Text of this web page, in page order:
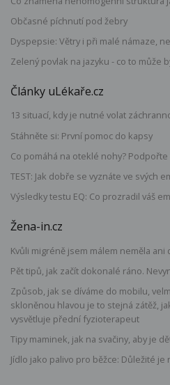
Občasné píchnutí pod žebry
Dyspepsie: Větry i při malé námaze,
Zelený povlak na jazyku - co to může
Články uLékaře.cz
13 situací, kdy je nutné volat
Stáhněte si: První pomoc do kapsy
Co pomáhá na oteklé nohy?
TEST: Jak dobře se vyznáte ve svých
Výsledky testu EQ: Co prozradil váš
Žena-in.cz
Kvůli migréně jsem málem neměla ani
Pět tipů, jak začít dokonalé ráno.
Způsob, jak se díváme do mobilu,
skloněnou hlavou je to stejná zátěž,
vysvětluje přední fyzioterapeut
Tipy maminek, jak na svačiny, aby je
Jídlo jako palivo pro běžce: Důležité